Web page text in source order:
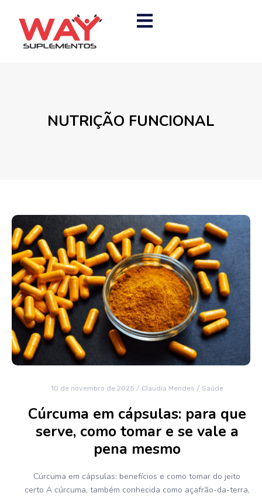
NUTRIÇÃO FUNCIONAL
10 de novembro de 2025 / Claudia Mendes / Saúde
Cúrcuma em cápsulas: para que
serve, como tomar e se vale a
pena mesmo
Cúrcuma em cápsulas: benefícios e como tomar do jeito
certo A cúrcuma, também conhecida como açafrão-da-terra,